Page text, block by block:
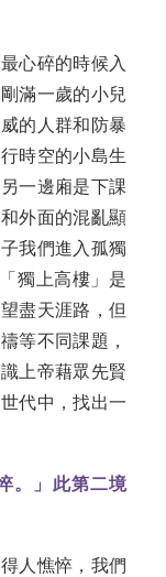
心碎的時候入
滿一歲的小兒
的人群和防暴
時空的小島生
一邊廂是下課
外面的混亂顯
我們進入孤獨
獨上高樓」是
盡天涯路，但
等不同課題，
上帝藉眾先賢
代中，找出一
。」此第二境
人憔悴，我們